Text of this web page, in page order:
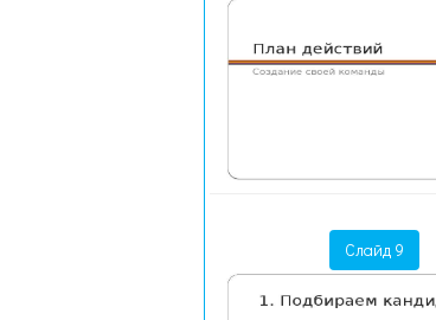
Слайд 9